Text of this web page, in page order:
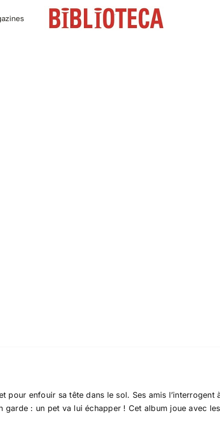
pour enfouir sa tête dans le sol. Ses amis
garde : un pet va lui échapper ! Cet album joue avec